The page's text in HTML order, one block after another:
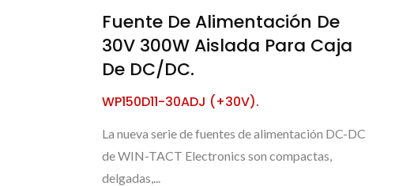
Fuente De Alimentación De
30V 300W Aislada Para Caja
De DC/DC.
WP150D11-30ADJ (+30V).
La nueva serie de fuentes de alimentación DC-DC
de WIN-TACT Electronics son compactas,
delgadas,...